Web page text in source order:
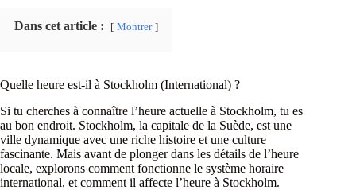
Dans cet article : Montrer
Quelle heure est-il à Stockholm (International) ?
Si tu cherches à connaître l’heure actuelle à Stockholm, tu es
au bon endroit. Stockholm, la capitale de la Suède, est une
ville dynamique avec une riche histoire et une culture
fascinante. Mais avant de plonger dans les détails de l’heure
locale, explorons comment fonctionne le système horaire
international, et comment il affecte l’heure à Stockholm.